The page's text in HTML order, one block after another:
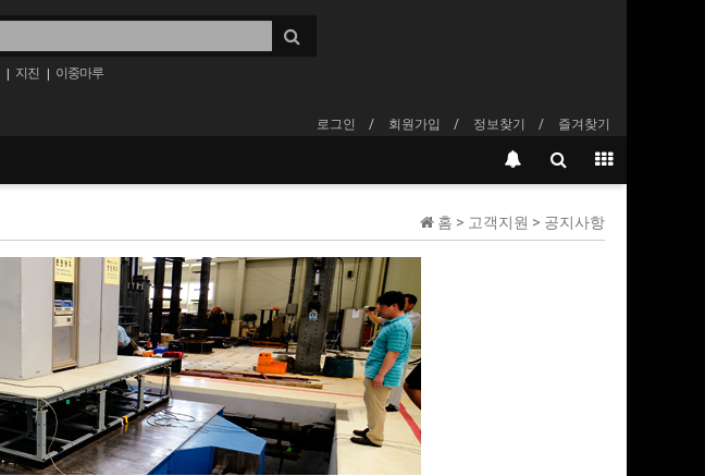
| 지진 | 이중마루
로그인 회원가입 정보찾기 즐겨찾기
홈 > 고객지원 > 공지사항